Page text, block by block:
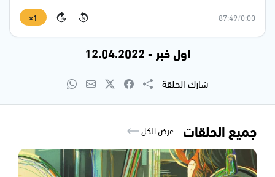
0:00
/
87:49
15
15
1×
اول خبر - 12.04.2022
شارك الحلقة
جميع الحلقات عرض الكل